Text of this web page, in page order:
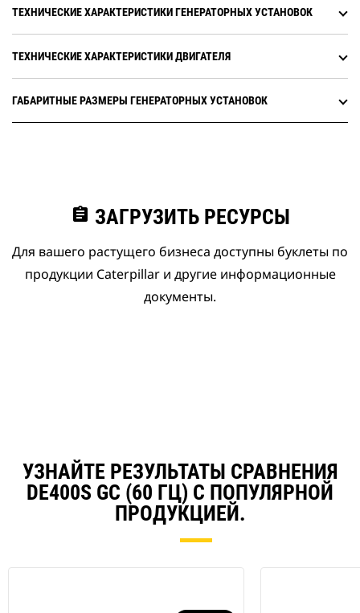
ТЕХНИЧЕСКИЕ ХАРАКТЕРИСТИКИ ГЕНЕРАТОРНЫХ УСТАНОВОК
ТЕХНИЧЕСКИЕ ХАРАКТЕРИСТИКИ ДВИГАТЕЛЯ
ГАБАРИТНЫЕ РАЗМЕРЫ ГЕНЕРАТОРНЫХ УСТАНОВОК
assignment ЗАГРУЗИТЬ РЕСУРСЫ
Для вашего растущего бизнеса доступны буклеты по
продукции Caterpillar и другие информационные
документы.
УЗНАЙТЕ РЕЗУЛЬТАТЫ СРАВНЕНИЯ
DE400S GC (60 ГЦ) С ПОПУЛЯРНОЙ
ПРОДУКЦИЕЙ.